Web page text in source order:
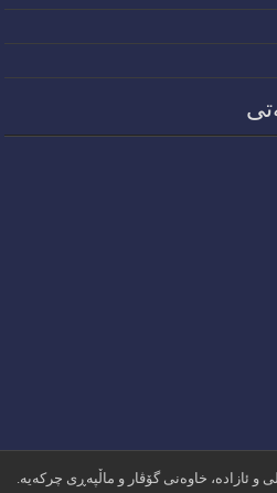
و ئازادە، خاوەنی گۆڤار و ماڵپەڕی چرکەیە.